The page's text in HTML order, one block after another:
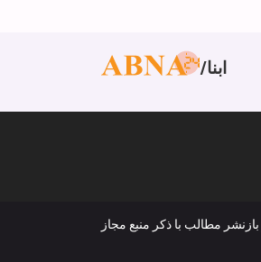
ابنا
مطالب با ذکر منبع مجاز